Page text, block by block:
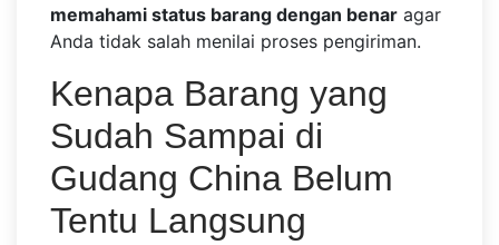
memahami status barang dengan benar agar
Anda tidak salah menilai proses pengiriman.
Kenapa Barang yang
Sudah Sampai di
Gudang China Belum
Tentu Langsung